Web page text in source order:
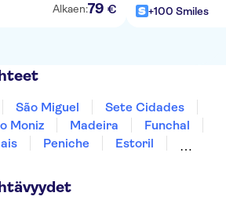
Alkaen:79 € +100 Smiles
São Miguel
Sete Cidades
Moniz Madeira
Funchal
Peniche
Estoril